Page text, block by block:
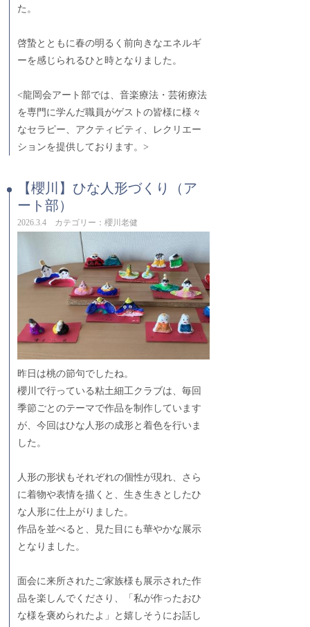
た。
啓蟄とともに春の明るく前向きなエネルギ
ーを感じられるひと時となりました。
<龍岡会アート部では、音楽療法・芸術療法
を専門に学んだ職員がゲストの皆様に様々
なセラピー、アクティビティ、レクリエー
ションを提供しております。>
【櫻川】ひな人形づくり（ア
ート部）
2026.3.4 カテゴリー：櫻川老健
昨日は桃の節句でしたね。
櫻川で行っている粘土細工クラブは、毎回
季節ごとのテーマで作品を制作しています
が、今回はひな人形の成形と着色を行いま
した。
人形の形状もそれぞれの個性が現れ、さら
に着物や表情を描くと、生き生きとしたひ
な人形に仕上がりました。
作品を並べると、見た目にも華やかな展示
となりました。
面会に来所されたご家族様も展示された作
品を楽しんでくださり、「私が作ったおひ
な様を褒められたよ」と嬉しそうにお話し